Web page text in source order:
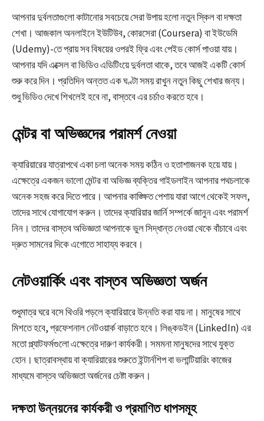
আপনার দুর্বলতাগুলো কাটানোর সবচেয়ে সেরা উপায় হলো নতুন স্কিল বা দক্ষতা
শেখা। আজকাল অনলাইনে ইউটিউব, কোরসেরা (Coursera) বা ইউডেমি
(Udemy)-তে প্রায় সব বিষয়ের ওপরই ফ্রি এবং পেইড কোর্স পাওয়া যায়।
আপনার যদি এক্সেল বা ভিডিও এডিটিংয়ে দুর্বলতা থাকে, তবে আজই একটি কোর্স
শুরু করে দিন। প্রতিদিন অন্তত এক ঘণ্টা সময় রাখুন নতুন কিছু শেখার জন্য।
শুধু ভিডিও দেখে শিখলেই হবে না, বাস্তবে এর চর্চাও করতে হবে।
মেন্টর বা অভিজ্ঞদের পরামর্শ নেওয়া
ক্যারিয়ারের যাত্রাপথে একা চলা অনেক সময় কঠিন ও হতাশাজনক হয়ে যায়।
এক্ষেত্রে একজন ভালো মেন্টর বা অভিজ্ঞ ব্যক্তির গাইডলাইন আপনার পথচলাকে
অনেক সহজ করে দিতে পারে। আপনার কাঙ্ক্ষিত পেশায় যারা আগে থেকেই সফল,
তাদের সাথে যোগাযোগ করুন। তাদের ক্যারিয়ার জার্নি সম্পর্কে জানুন এবং পরামর্শ
নিন। তাদের বাস্তব অভিজ্ঞতা আপনাকে ভুল সিদ্ধান্ত নেওয়া থেকে বাঁচাবে এবং
দ্রুত সামনের দিকে এগোতে সাহায্য করবে।
নেটওয়ার্কিং এবং বাস্তব অভিজ্ঞতা অর্জন
শুধুমাত্র ঘরে বসে থিওরি পড়লে ক্যারিয়ারে উন্নতি করা যায় না। মানুষের সাথে
মিশতে হবে, প্রফেশনাল নেটওয়ার্ক বাড়াতে হবে। লিঙ্কডইন (LinkedIn) এর
মতো প্ল্যাটফর্মগুলো এক্ষেত্রে দারুণ কার্যকরী। সমমনা মানুষদের সাথে যুক্ত
হোন। ছাত্রাবস্থায় বা ক্যারিয়ারের শুরুতে ইন্টার্নশিপ বা ভলান্টিয়ারিং কাজের
মাধ্যমে বাস্তব অভিজ্ঞতা অর্জনের চেষ্টা করুন।
দক্ষতা উন্নয়নের কার্যকরী ও প্রমাণিত ধাপসমূহ